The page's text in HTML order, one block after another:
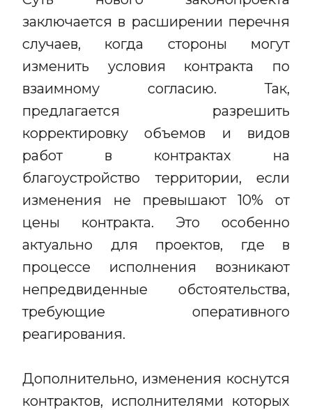
заключается в расширении перечня
случаев, когда стороны могут
изменить условия контракта по
взаимному согласию. Так,
предлагается разрешить
корректировку объемов и видов
работ в контрактах на
благоустройство территории, если
изменения не превышают 10% от
цены контракта. Это особенно
актуально для проектов, где в
процессе исполнения возникают
непредвиденные обстоятельства,
требующие оперативного
реагирования.
Дополнительно, изменения коснутся
контрактов, исполнителями которых